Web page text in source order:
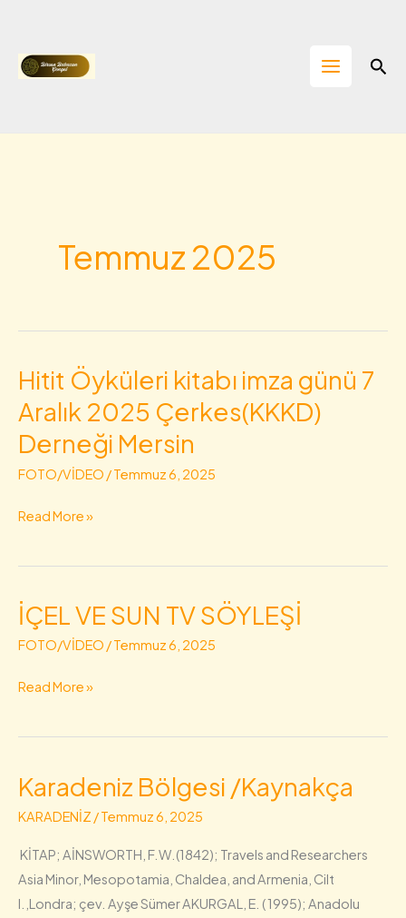
Temmuz 2025
Hitit Öyküleri kitabı imza günü 7
Aralık 2025 Çerkes(KKKD)
Derneği Mersin
FOTO/VİDEO /Temmuz 6, 2025
Hitit
Öyküleri
kitabı
imza
günü
Aralık
Çerkes(KKKD)
Mersin
Read More »
İÇEL VE SUN TV SÖYLEŞİ
FOTO/VİDEO /Temmuz 6, 2025
İÇEL
VE
TV
Read More »
Karadeniz Bölgesi /Kaynakça
KARADENİZ /Temmuz 6, 2025
KİTAP; AİNSWORTH, F.W.(1842); Travels and Researchers
Asia Minor, Mesopotamia, Chaldea, and Armenia, Cilt
I.,Londra; çev. Ayşe Sümer AKURGAL, E. ( 1995); Anadolu
Karadeniz